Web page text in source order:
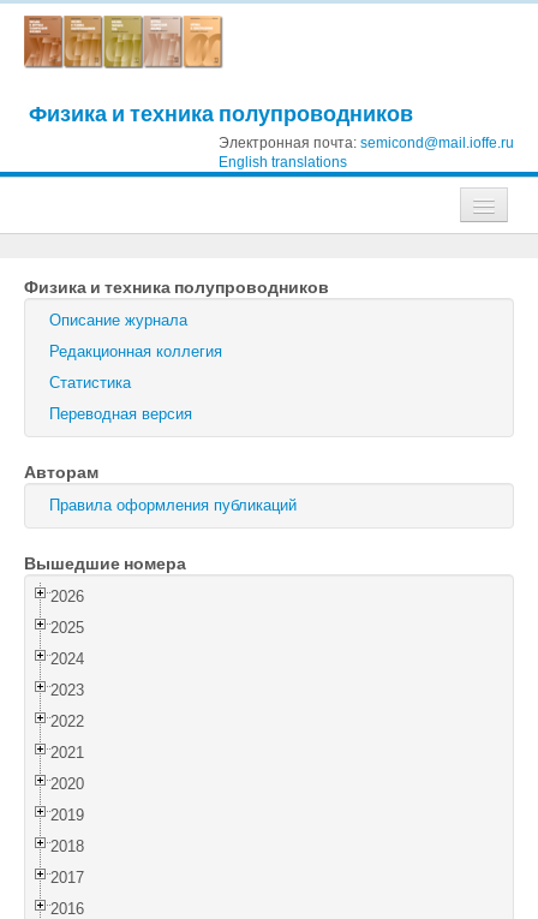
Физика и техника полупроводников
Электронная почта: semicond@mail.ioffe.ru
English translations
Журнал технической физики
Письма в Журнал технической физики
Физика твердого тела
Физика и техника полупроводников
Оптика и спектроскопия
Поиск
Войти
Физика и техника полупроводников
Описание журнала
Редакционная коллегия
Статистика
Переводная версия
Авторам
Правила оформления публикаций
Вышедшие номера
2026
2025
2024
2023
2022
2021
2020
2019
2018
2017
2016